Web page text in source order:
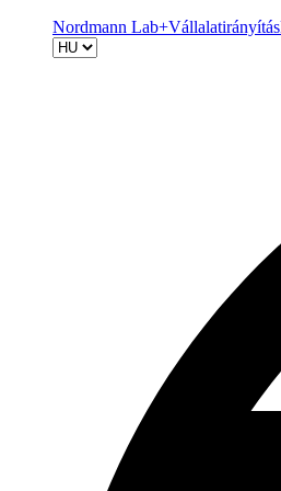
Nordmann Lab+Vállalatirányítás